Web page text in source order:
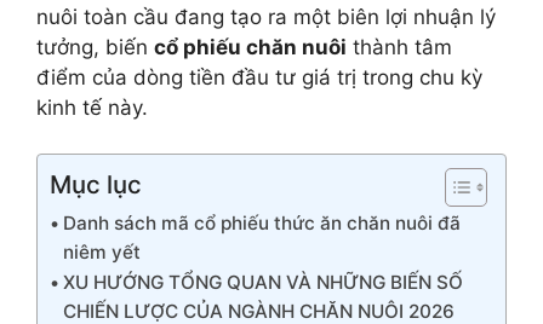
nuôi toàn cầu đang tạo ra một biên lợi nhuận lý
tưởng, biến cổ phiếu chăn nuôi thành tâm
điểm của dòng tiền đầu tư giá trị trong chu kỳ
kinh tế này.
Mục lục
Danh sách mã cổ phiếu thức ăn chăn nuôi đã
niêm yết
XU HƯỚNG TỔNG QUAN VÀ NHỮNG BIẾN SỐ
CHIẾN LƯỢC CỦA NGÀNH CHĂN NUÔI 2026